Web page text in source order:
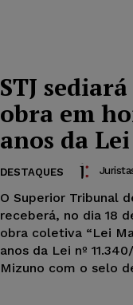
STJ
obra em
anos da
DESTAQUES
O Superior Tribunal
receberá, no dia 18
obra coletiva “Lei
anos da Lei nº
Mizuno com o selo